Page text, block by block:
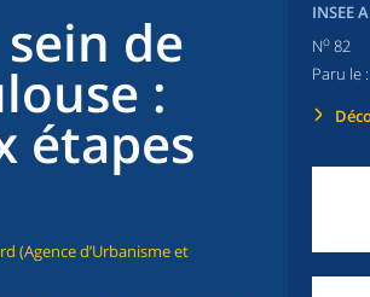
de
:
étapes
(Agence d’Urbanisme et
INSEE
No 82
Paru le